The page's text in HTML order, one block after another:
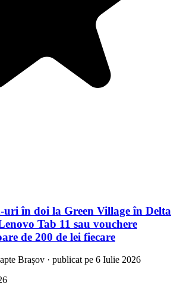
uri în doi la Green Village în Delta
Tab 11 sau vouchere
de 200 de lei fiecare
Brașov · publicat pe 6 Iulie 2026